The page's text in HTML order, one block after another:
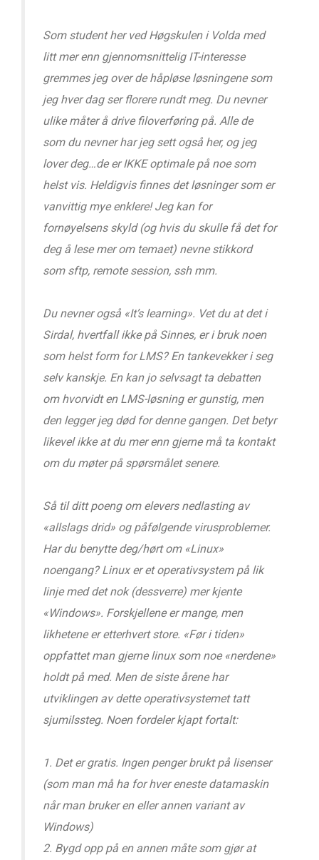
Som student her ved Høgskulen i Volda med
litt mer enn gjennomsnittelig IT-interesse
gremmes jeg over de håpløse løsningene som
jeg hver dag ser florere rundt meg. Du nevner
ulike måter å drive filoverføring på. Alle de
som du nevner har jeg sett også her, og jeg
lover deg…de er IKKE optimale på noe som
helst vis. Heldigvis finnes det løsninger som er
vanvittig mye enklere! Jeg kan for
fornøyelsens skyld (og hvis du skulle få det for
deg å lese mer om temaet) nevne stikkord
som sftp, remote session, ssh mm.
Du nevner også «It’s learning». Vet du at det i
Sirdal, hvertfall ikke på Sinnes, er i bruk noen
som helst form for LMS? En tankevekker i seg
selv kanskje. En kan jo selvsagt ta debatten
om hvorvidt en LMS-løsning er gunstig, men
den legger jeg død for denne gangen. Det betyr
likevel ikke at du mer enn gjerne må ta kontakt
om du møter på spørsmålet senere.
Så til ditt poeng om elevers nedlasting av
«allslags drid» og påfølgende virusproblemer.
Har du benytte deg/hørt om «Linux»
noengang? Linux er et operativsystem på lik
linje med det nok (dessverre) mer kjente
«Windows». Forskjellene er mange, men
likhetene er etterhvert store. «Før i tiden»
oppfattet man gjerne linux som noe «nerdene»
holdt på med. Men de siste årene har
utviklingen av dette operativsystemet tatt
sjumilssteg. Noen fordeler kjapt fortalt:
1. Det er gratis. Ingen penger brukt på lisenser
(som man må ha for hver eneste datamaskin
når man bruker en eller annen variant av
Windows)
2. Bygd opp på en annen måte som gjør at